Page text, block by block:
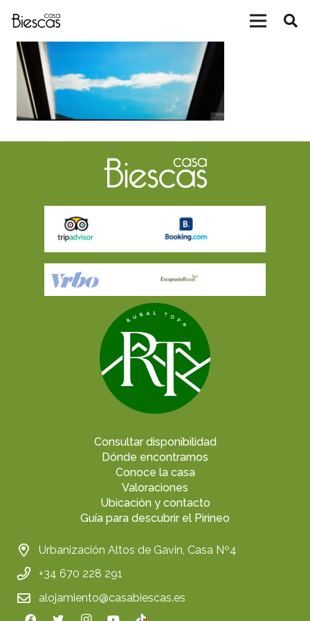
Consultar disponibilidad
Dónde encontrarnos
Conoce la casa
Valoraciones
Ubicación y contacto
Guía para descubrir el Pirineo
Urbanización Altos de Gavin, Casa Nº4
+34 670 228 291
alojamiento@casabiescas.es